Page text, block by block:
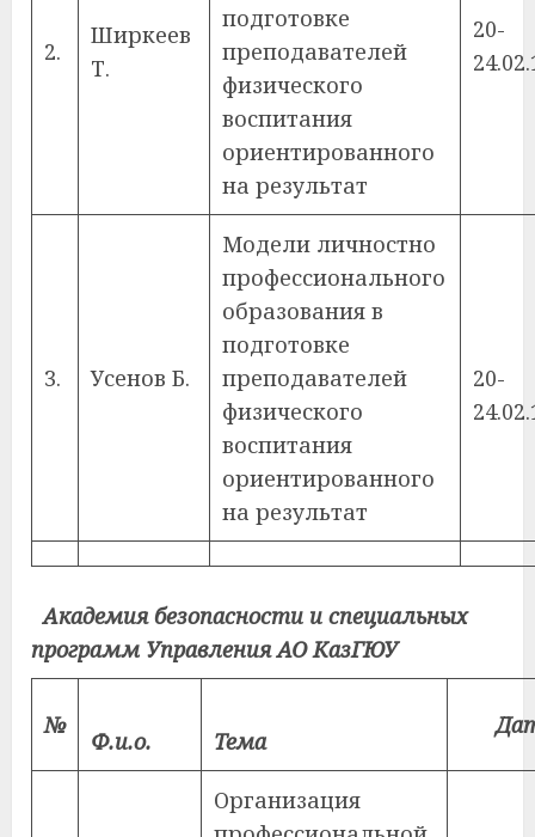
2.
Ширкеев
Т.
подготовке
преподавателей
физического
воспитания
ориентированного
на результат
20-
3. Усенов Б.
Модели личностно
профессионального
образования в
подготовке
преподавателей
физического
воспитания
ориентированного
на результат
20-
Академия безопасности и специальных
программ Управления АО КазГЮУ
№
Ф.и.о. Тема
Организация